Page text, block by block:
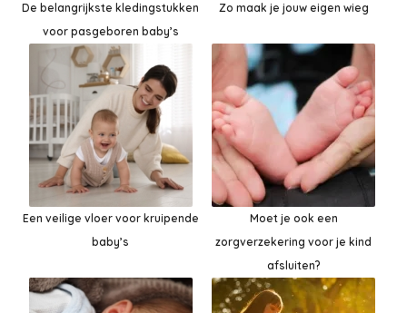
De belangrijkste kledingstukken
voor pasgeboren baby’s
Zo maak je jouw eigen wieg
Een veilige vloer voor kruipende
baby’s
Moet je ook een
zorgverzekering voor je kind
afsluiten?